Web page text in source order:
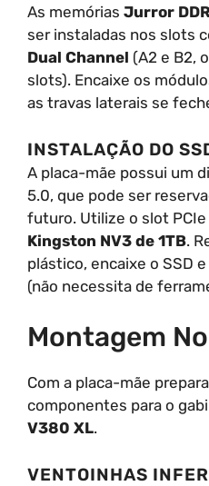
As memórias Jurror
ser instaladas nos slots
Dual Channel (A2 e B2,
slots). Encaixe os
as travas laterais se
INSTALAÇÃO DO
A placa-mãe possui um
5.0, que pode ser
futuro. Utilize o slot
Kingston NV3 de 1TB.
plástico, encaixe o SSD
(não necessita de
Montagem
Com a placa-mãe
componentes para o
V380 XL.
VENTOINHAS